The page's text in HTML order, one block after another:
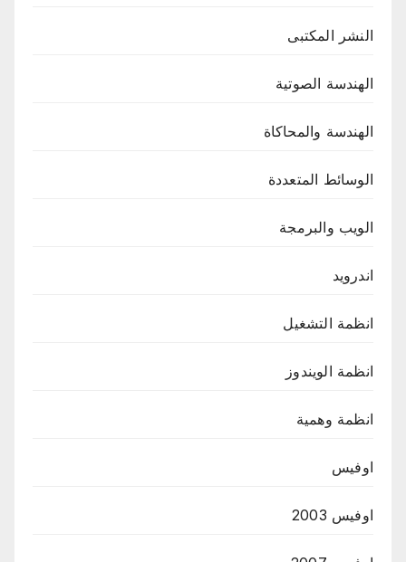
النشر المكتبى
الهندسة الصوتية
الهندسة والمحاكاة
الوسائط المتعددة
الويب والبرمجة
اندرويد
انظمة التشغيل
انظمة الويندوز
انظمة وهمية
اوفيس
اوفيس 2003